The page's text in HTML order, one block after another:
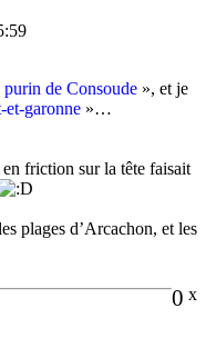
purin de Consoude », et je
et-garonne »…
en friction sur la tête faisait
plages d’Arcachon, et les
0 x